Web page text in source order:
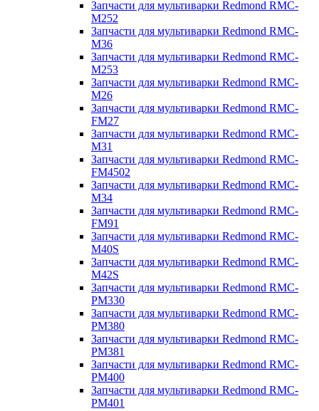
Запчасти для мультиварки Redmond RMC-
M252
Запчасти для мультиварки Redmond RMC-
M36
Запчасти для мультиварки Redmond RMC-
M253
Запчасти для мультиварки Redmond RMC-
M26
Запчасти для мультиварки Redmond RMC-
FM27
Запчасти для мультиварки Redmond RMC-
M31
Запчасти для мультиварки Redmond RMC-
FM4502
Запчасти для мультиварки Redmond RMC-
M34
Запчасти для мультиварки Redmond RMC-
FM91
Запчасти для мультиварки Redmond RMC-
M40S
Запчасти для мультиварки Redmond RMC-
M42S
Запчасти для мультиварки Redmond RMC-
PM330
Запчасти для мультиварки Redmond RMC-
PM380
Запчасти для мультиварки Redmond RMC-
PM381
Запчасти для мультиварки Redmond RMC-
PM400
Запчасти для мультиварки Redmond RMC-
PM401